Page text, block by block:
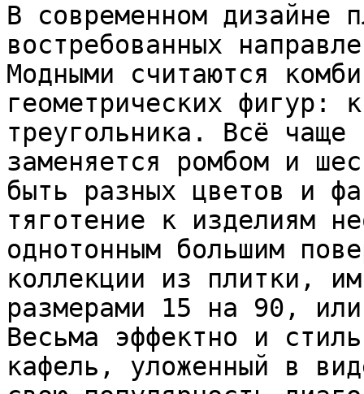
В современном дизайне
востребованных
Модными считаются
геометрических фигур:
треугольника. Всё чаще
заменяется ромбом и
быть разных цветов и
тяготение к изделиям
однотонным большим
коллекции из плитки,
размерами 15 на 90,
Весьма эффектно и
кафель, уложенный в